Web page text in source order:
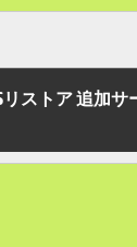
リストア 追加